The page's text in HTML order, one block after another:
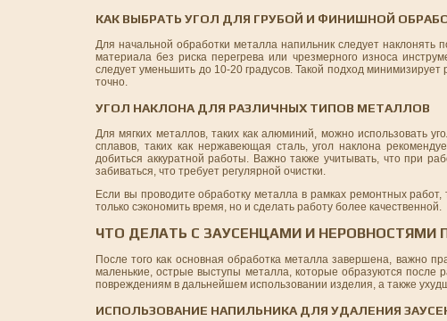
КАК ВЫБРАТЬ УГОЛ ДЛЯ ГРУБОЙ И ФИНИШНОЙ
Для начальной обработки металла напильник следует наклонять
материала без риска перегрева или чрезмерного износа
следует уменьшить до 10-20 градусов. Такой подход
точно.
УГОЛ НАКЛОНА ДЛЯ РАЗЛИЧНЫХ ТИПОВ МЕТАЛЛОВ
Для мягких металлов, таких как алюминий, можно использовать
сплавов, таких как нержавеющая сталь, угол наклона
добиться аккуратной работы. Важно также учитывать, что при
забиваться, что требует регулярной очистки.
Если вы проводите обработку металла в рамках ремонтных работ,
только сэкономить время, но и сделать работу более качественной.
ЧТО ДЕЛАТЬ С ЗАУСЕНЦАМИ И НЕРОВНОСТЯМИ
После того как основная обработка металла завершена, важно
маленькие, острые выступы металла, которые образуются после
повреждениям в дальнейшем использовании изделия, а также
ИСПОЛЬЗОВАНИЕ НАПИЛЬНИКА ДЛЯ УДАЛЕНИЯ